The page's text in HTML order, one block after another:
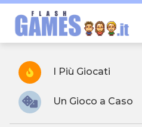
I Più Giocati
Un Gioco a Caso